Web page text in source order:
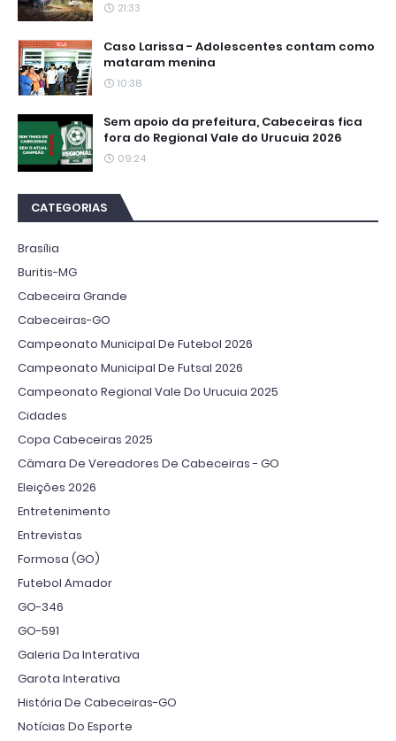
21:33
Caso Larissa - Adolescentes contam como
mataram menina
10:38
Sem apoio da prefeitura, Cabeceiras fica
fora do Regional Vale do Urucuia 2026
09:24
CATEGORIAS
Brasília
Buritis-MG
Cabeceira Grande
Cabeceiras-GO
Campeonato Municipal De Futebol 2026
Campeonato Municipal De Futsal 2026
Campeonato Regional Vale Do Urucuia 2025
Cidades
Copa Cabeceiras 2025
Câmara De Vereadores De Cabeceiras - GO
Eleições 2026
Entretenimento
Entrevistas
Formosa (GO)
Futebol Amador
GO-346
GO-591
Galeria Da Interativa
Garota Interativa
História De Cabeceiras-GO
Notícias Do Esporte